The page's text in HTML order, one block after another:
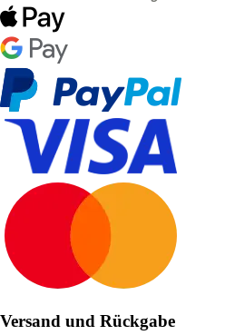
Versand und Rückgabe